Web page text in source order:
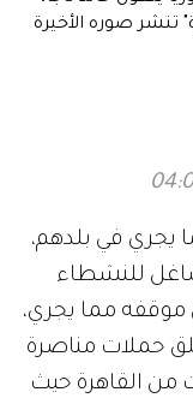
تنشر صوره الأخيرة
يجري في بلدهم،
للنشطاء
موقفه مما يجري،
حملات مناصرة
من القاهرة حيث